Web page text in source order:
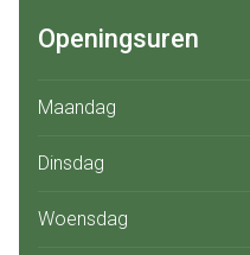
Openingsuren
Maandag
Dinsdag
Woensdag